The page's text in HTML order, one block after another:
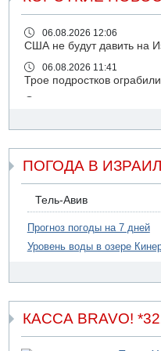
06.08.2026 12:06
США не будут давить на
06.08.2026 11:41
Трое подростков
Украинская атака на
05.08.2026 18:30
Израиль провел
обороны "Хец"
МАДА призывает
05.08.2026 17:00
Бывший посол Израиля
четверг о создании
05.08.2026 13:49
На севере Израиля на
05.08.2026 13:32
ПОГОДА В
Тель-Авив
Прогноз погоды на 7 дней
Уровень воды в озере
КАССА BRAVO!